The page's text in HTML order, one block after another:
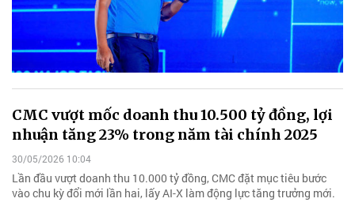
CMC vượt mốc doanh thu 10.500 tỷ đồng, lợi
nhuận tăng 23% trong năm tài chính 2025
30/05/2026 10:04
Lần đầu vượt doanh thu 10.000 tỷ đồng, CMC đặt mục tiêu bước
vào chu kỳ đổi mới lần hai, lấy AI-X làm động lực tăng trưởng mới.